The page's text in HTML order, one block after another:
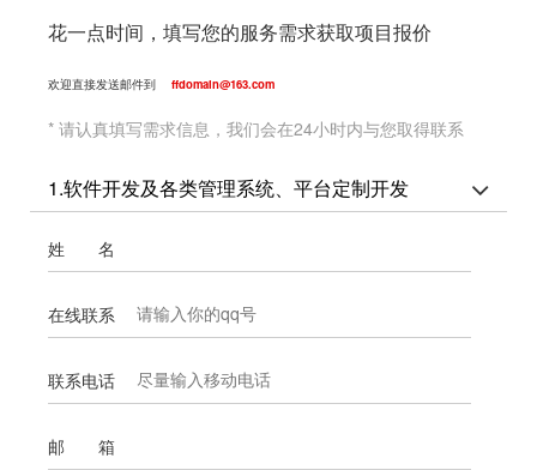
花一点时间，填写您的服务需求获取项目报价
欢迎直接发送邮件到 ffdomain@163.com
* 请认真填写需求信息，我们会在24小时内与您取得联系
1.软件开发及各类管理系统、平台定制开发
姓 名
在线联系
联系电话
邮 箱